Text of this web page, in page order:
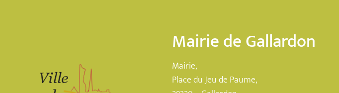
Mairie de Gallardon
Mairie,
Place du Jeu de Paume,